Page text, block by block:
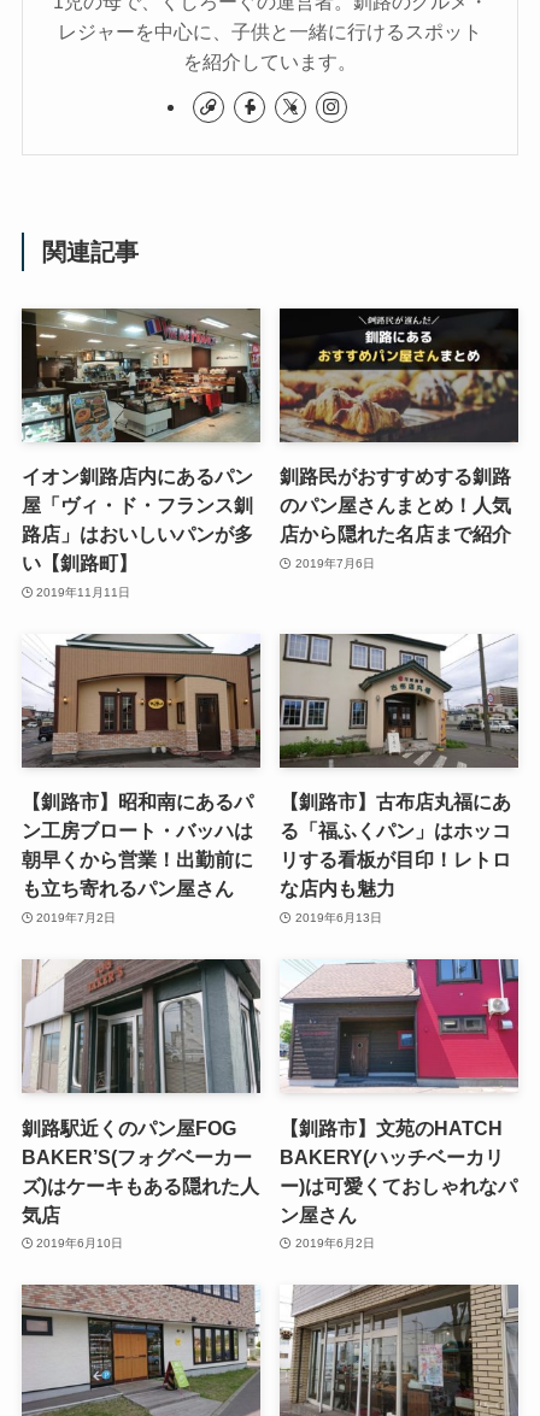
レジャーを中心に、子供と一緒に行けるスポット
を紹介しています。
関連記事
イオン釧路店内にあるパン
屋「ヴィ・ド・フランス釧
路店」はおいしいパンが多
い【釧路町】
2019年11月11日
釧路民がおすすめする釧路
のパン屋さんまとめ！人気
店から隠れた名店まで紹介
2019年7月6日
【釧路市】昭和南にあるパ
ン工房ブロート・バッハは
朝早くから営業！出勤前に
も立ち寄れるパン屋さん
2019年7月2日
【釧路市】古布店丸福にあ
る「福ふくパン」はホッコ
リする看板が目印！レトロ
な店内も魅力
2019年6月13日
釧路駅近くのパン屋FOG
BAKER’S(フォグベーカー
ズ)はケーキもある隠れた人
気店
2019年6月10日
【釧路市】文苑のHATCH
BAKERY(ハッチベーカリ
ー)は可愛くておしゃれなパ
ン屋さん
2019年6月2日